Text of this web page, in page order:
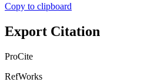
Copy to clipboard
Export Citation
ProCite
RefWorks